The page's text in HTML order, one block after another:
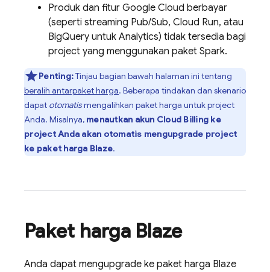
Produk dan fitur Google Cloud berbayar
(seperti streaming Pub/Sub, Cloud Run, atau
BigQuery untuk Analytics) tidak tersedia bagi
project yang menggunakan paket Spark.
Penting:Tinjau bagian bawah halaman ini tentang
beralih antarpaket harga. Beberapa tindakan dan skenario
dapat otomatismengalihkan paket harga untuk project
Anda. Misalnya, menautkan akun Cloud Billing ke
project Anda akan otomatis mengupgrade project
ke paket harga Blaze.
Paket harga Blaze
Anda dapat mengupgrade ke paket harga Blaze